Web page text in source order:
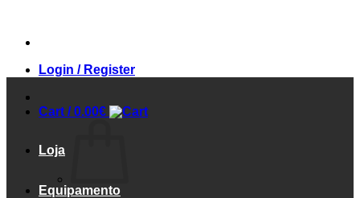
Login / Register
Cart /0.00€
Loja
Equipamento